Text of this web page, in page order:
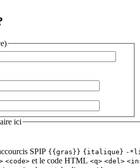
ici
SPIP {{gras}} {italique} -
<code> et le code HTML <q> <del>